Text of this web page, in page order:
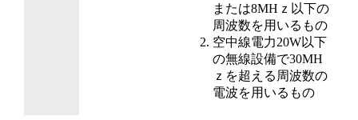
または8MHｚ以下の
周波数を用いるもの
空中線電力20W以下
の無線設備で30MH
ｚを超える周波数の
電波を用いるもの